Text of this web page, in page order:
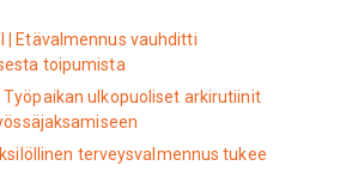
| Etävalmennus vauhditti
toipumista
Työpaikan ulkopuoliset arkirutiinit
terveysvalmennus tukee